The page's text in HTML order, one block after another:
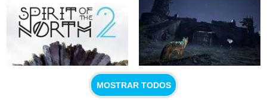
MOSTRAR TODOS